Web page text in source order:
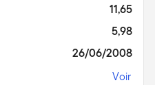
11,65
5,98
26/06/2008
Voir